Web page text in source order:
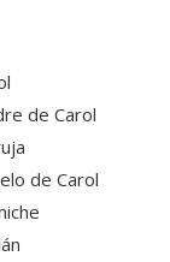
de Carol
de Carol